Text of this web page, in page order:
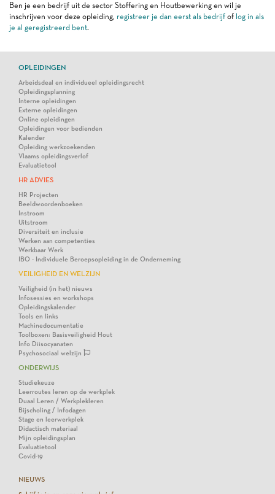
Ben je een bedrijf uit de sector Stoffering en Houtbewerking en wil je
inschrijven voor deze opleiding, registreer je dan eerst als bedrijf of log in als
je al geregistreerd bent.
OPLEIDINGEN
Arbeidsdeal en individueel opleidingsrecht
Opleidingsplanning
Interne opleidingen
Externe opleidingen
Online opleidingen
Opleidingen voor bedienden
Kalender
Opleiding werkzoekenden
Vlaams opleidingsverlof
Evaluatietool
HR ADVIES
HR Projecten
Beeldwoordenboeken
Instroom
Uitstroom
Diversiteit en inclusie
Werken aan competenties
Werkbaar Werk
IBO - Individuele Beroepsopleiding in de Onderneming
VEILIGHEID EN WELZIJN
Veiligheid (in het) nieuws
Infosessies en workshops
Opleidingskalender
Tools en links
Machinedocumentatie
Toolboxen: Basisveiligheid Hout
Info Diisocyanaten
Psychosociaal welzijn
ONDERWIJS
Studiekeuze
Leerroutes leren op de werkplek
Duaal Leren / Werkplekleren
Bijscholing / Infodagen
Stage en leerwerkplek
Didactisch materiaal
Mijn opleidingsplan
Evaluatietool
Covid-19
NIEUWS